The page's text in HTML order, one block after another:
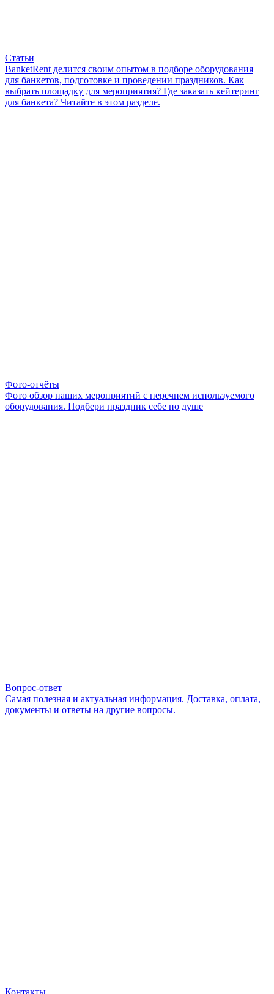
Статьи
BanketRent делится своим опытом в подборе оборудования
для банкетов, подготовке и проведении праздников. Как
выбрать площадку для мероприятия? Где заказать кейтеринг
для банкета? Читайте в этом разделе.
Фото-отчёты
Фото обзор наших мероприятий с перечнем используемого
оборудования. Подбери праздник себе по душе
Вопрос-ответ
Самая полезная и актуальная информация. Доставка, оплата,
документы и ответы на другие вопросы.